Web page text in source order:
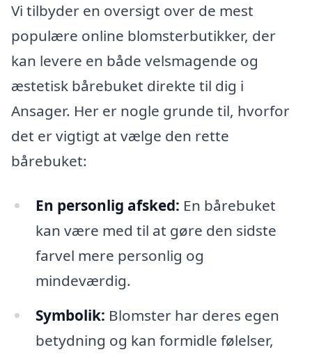
Vi tilbyder en oversigt over de mest
populære online blomsterbutikker, der
kan levere en både velsmagende og
æstetisk bårebuket direkte til dig i
Ansager. Her er nogle grunde til, hvorfor
det er vigtigt at vælge den rette
bårebuket:
En personlig afsked: En bårebuket
kan være med til at gøre den sidste
farvel mere personlig og
mindeværdig.
Symbolik: Blomster har deres egen
betydning og kan formidle følelser,